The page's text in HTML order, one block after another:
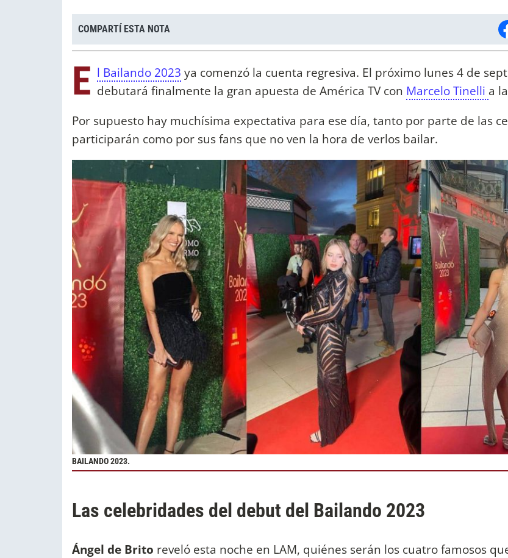
COMPARTÍ ESTA NOTA
E l Bailando 2023 ya comenzó la cuenta regresiva. El próximo lunes 4 de
debutará finalmente la gran apuesta de América TV con Marcelo Tinelli a
Por supuesto hay muchísima expectativa para ese día, tanto por parte de las
participarán como por sus fans que no ven la hora de verlos bailar.
BAILANDO 2023.
Las celebridades del debut del Bailando 2023
Ángel de Brito reveló esta noche en LAM, quiénes serán los cuatro famosos